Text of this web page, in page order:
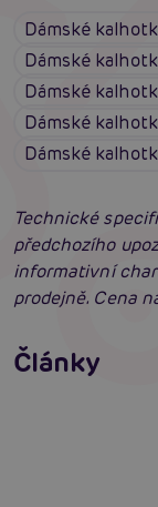
Dámské
Dámské
Dámské
Dámské
Dámské
Technické
předchozího
informativní
prodejně. Cena
Články
neodolatelně
Číst více
Erotická